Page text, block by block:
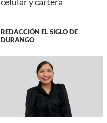
REDACCIÓN EL SIGLO DE
DURANGO